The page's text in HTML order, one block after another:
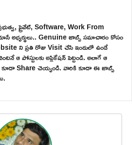
ప్రైవేట్, Software, Work From
అభ్యర్థులు.. Genuine జాబ్స్ సమాచారం కోసం
ని ప్రతి రోజు Visit చేసి ఇందులో ఉండే
ఆ పోస్టులకు అప్లికేషన్ పెట్టండి. అలాగే ఆ
కూడా Share చెయ్యండి. వారికి కూడా ఈ జాబ్స్